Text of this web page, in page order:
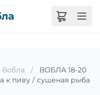
Вобла /
ВОБЛА 18-20
к пиву / сушеная рыба